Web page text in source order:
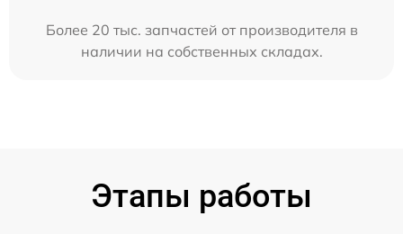
Более 20 тыс. запчастей от производителя в
наличии на собственных складах.
Этапы работы